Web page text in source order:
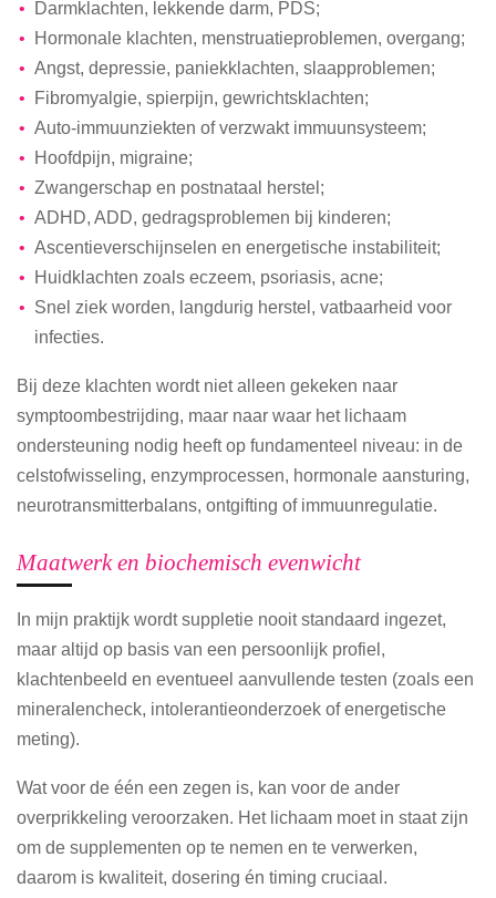
Darmklachten, lekkende darm, PDS;
Hormonale klachten, menstruatieproblemen, overgang;
Angst, depressie, paniekklachten, slaapproblemen;
Fibromyalgie, spierpijn, gewrichtsklachten;
Auto-immuunziekten of verzwakt immuunsysteem;
Hoofdpijn, migraine;
Zwangerschap en postnataal herstel;
ADHD, ADD, gedragsproblemen bij kinderen;
Ascentieverschijnselen en energetische instabiliteit;
Huidklachten zoals eczeem, psoriasis, acne;
Snel ziek worden, langdurig herstel, vatbaarheid voor
infecties.
Bij deze klachten wordt niet alleen gekeken naar
symptoombestrijding, maar naar waar het lichaam
ondersteuning nodig heeft op fundamenteel niveau: in de
celstofwisseling, enzymprocessen, hormonale aansturing,
neurotransmitterbalans, ontgifting of immuunregulatie.
Maatwerk en biochemisch evenwicht
In mijn praktijk wordt suppletie nooit standaard ingezet,
maar altijd op basis van een persoonlijk profiel,
klachtenbeeld en eventueel aanvullende testen (zoals een
mineralencheck, intolerantieonderzoek of energetische
meting).
Wat voor de één een zegen is, kan voor de ander
overprikkeling veroorzaken. Het lichaam moet in staat zijn
om de supplementen op te nemen en te verwerken,
daarom is kwaliteit, dosering én timing cruciaal.